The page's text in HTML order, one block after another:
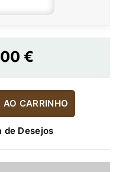
€
CARRINHO
de Desejos